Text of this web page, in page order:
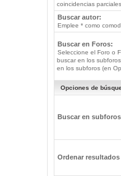
coincidencias parciales.
Buscar autor:
Emplee * como
Buscar en Foros:
Seleccione el Foro o
buscar en los
en los subforos (en
Opciones de
Buscar en
Ordenar